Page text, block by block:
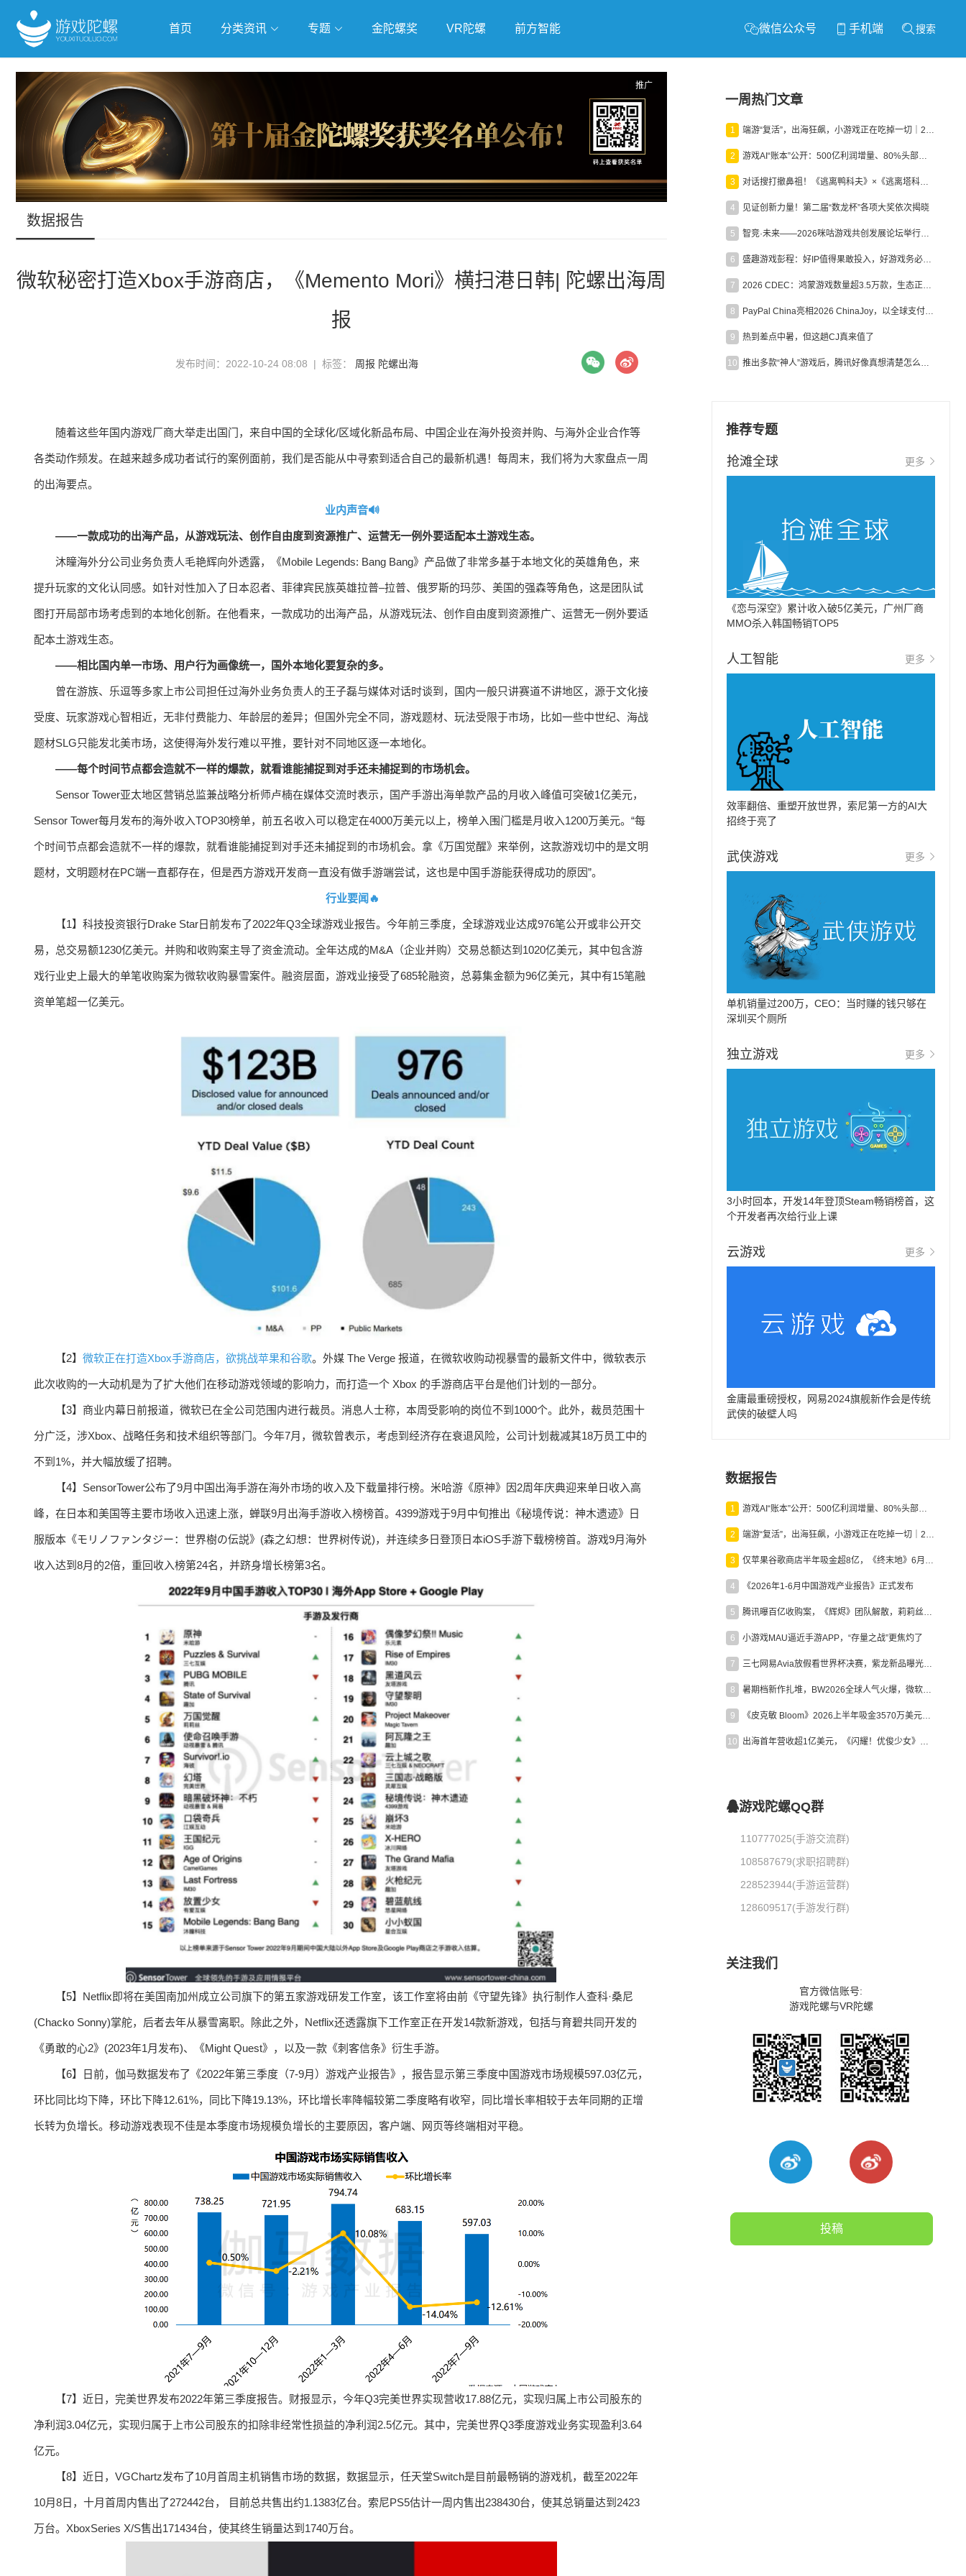
首页 分类资讯 专题
抢滩全球 人工智能 武侠游戏 独立游戏 云游戏
跨界Talk
金陀螺奖 VR陀螺 前方智能 微信公众号 手机端 搜索
推广
数据报告
微软秘密打造Xbox手游商店，《Memento Mori》横扫港日韩| 陀螺出海周
报
发布时间：2022-10-24 08:08 | 标签： 周报 陀螺出海
随着这些年国内游戏厂商大举走出国门，来自中国的全球化/区域化新品布局、中国企业在海外投资并购、与海外企业合作等
各类动作频发。在越来越多成功者试行的案例面前，我们是否能从中寻索到适合自己的最新机遇！每周末，我们将为大家盘点一周
的出海要点。
业内声音🔊
——一款成功的出海产品，从游戏玩法、创作自由度到资源推广、运营无一例外要适配本土游戏生态。
沐瞳海外分公司业务负责人毛艳辉向外透露，《Mobile Legends: Bang Bang》产品做了非常多基于本地文化的英雄角色，来
提升玩家的文化认同感。如针对性加入了日本忍者、菲律宾民族英雄拉普–拉普、俄罗斯的玛莎、美国的强森等角色，这是团队试
图打开局部市场考虑到的本地化创新。在他看来，一款成功的出海产品，从游戏玩法、创作自由度到资源推广、运营无一例外要适
配本土游戏生态。
——相比国内单一市场、用户行为画像统一，国外本地化要复杂的多。
曾在游族、乐逗等多家上市公司担任过海外业务负责人的王子磊与媒体对话时谈到，国内一般只讲赛道不讲地区，源于文化接
受度、玩家游戏心智相近，无非付费能力、年龄层的差异；但国外完全不同，游戏题材、玩法受限于市场，比如一些中世纪、海战
题材SLG只能发北美市场，这使得海外发行难以平推，要针对不同地区逐一本地化。
——每个时间节点都会造就不一样的爆款，就看谁能捕捉到对手还未捕捉到的市场机会。
Sensor Tower亚太地区营销总监兼战略分析师卢楠在媒体交流时表示，国产手游出海单款产品的月收入峰值可突破1亿美元，
Sensor Tower每月发布的海外收入TOP30榜单，前五名收入可以稳定在4000万美元以上，榜单入围门槛是月收入1200万美元。“每
个时间节点都会造就不一样的爆款，就看谁能捕捉到对手还未捕捉到的市场机会。拿《万国觉醒》来举例，这款游戏切中的是文明
题材，文明题材在PC端一直都存在，但是西方游戏开发商一直没有做手游端尝试，这也是中国手游能获得成功的原因”。
行业要闻🔥
【1】科技投资银行Drake Star日前发布了2022年Q3全球游戏业报告。今年前三季度，全球游戏业达成976笔公开或非公开交
易，总交易额1230亿美元。并购和收购案主导了资金流动。全年达成的M&A（企业并购）交易总额达到1020亿美元，其中包含游
戏行业史上最大的单笔收购案为微软收购暴雪案件。融资层面，游戏业接受了685轮融资，总募集金额为96亿美元，其中有15笔融
资单笔超一亿美元。
【2】 微软正在打造Xbox手游商店，欲挑战苹果和谷歌。外媒 The Verge 报道，在微软收购动视暴雪的最新文件中，微软表示
此次收购的一大动机是为了扩大他们在移动游戏领域的影响力，而打造一个 Xbox 的手游商店平台是他们计划的一部分。
【3】商业内幕日前报道，微软已在全公司范围内进行裁员。消息人士称，本周受影响的岗位不到1000个。此外，裁员范围十
分广泛，涉Xbox、战略任务和技术组织等部门。今年7月，微软曾表示，考虑到经济存在衰退风险，公司计划裁减其18万员工中的
不到1%，并大幅放缓了招聘。
【4】SensorTower公布了9月中国出海手游在海外市场的收入及下载量排行榜。米哈游《原神》因2周年庆典迎来单日收入高
峰，在日本和美国等主要市场收入迅速上涨，蝉联9月出海手游收入榜榜首。4399游戏于9月中旬推出《秘境传说：神木遗迹》日
服版本《モリノファンタジー：世界樹の伝説》(森之幻想：世界树传说)，并连续多日登顶日本iOS手游下载榜榜首。游戏9月海外
收入达到8月的2倍，重回收入榜第24名，并跻身增长榜第3名。
【5】Netflix即将在美国南加州成立公司旗下的第五家游戏研发工作室，该工作室将由前《守望先锋》执行制作人查科·桑尼
(Chacko Sonny)掌舵，后者去年从暴雪离职。除此之外，Netflix还透露旗下工作室正在开发14款新游戏，包括与育碧共同开发的
《勇敢的心2》(2023年1月发布)、《Might Quest》，以及一款《刺客信条》衍生手游。
【6】日前，伽马数据发布了《2022年第三季度（7-9月）游戏产业报告》，报告显示第三季度中国游戏市场规模597.03亿元，
环比同比均下降，环比下降12.61%，同比下降19.13%，环比增长率降幅较第二季度略有收窄，同比增长率相较于去年同期的正增
长转为负增长。移动游戏表现不佳是本季度市场规模负增长的主要原因，客户端、网页等终端相对平稳。
【7】近日，完美世界发布2022年第三季度报告。财报显示，今年Q3完美世界实现营收17.88亿元，实现归属上市公司股东的
净利润3.04亿元，实现归属于上市公司股东的扣除非经常性损益的净利润2.5亿元。其中，完美世界Q3季度游戏业务实现盈利3.64
亿元。
【8】近日，VGChartz发布了10月首周主机销售市场的数据，数据显示，任天堂Switch是目前最畅销的游戏机，截至2022年
10月8日，十月首周内售出了272442台， 目前总共售出约1.1383亿台。索尼PS5估计一周内售出238430台，使其总销量达到2423
万台。XboxSeries X/S售出171434台，使其终生销量达到1740万台。
一周热门文章
1 端游“复活”，出海狂飙，小游戏正在吃掉一切｜2026上半年产业报告
2 游戏AI“账本”公开：500亿利润增量、80%头部入局，谁在闷声发财？
3 对话搜打撤鼻祖！《逃离鸭科夫》×《逃离塔科夫》官方线下沙龙落幕
4 见证创新力量！第二届“数龙杯”各项大奖依次揭晓
5 智竞·未来——2026咪咕游戏共创发展论坛举行：聚力精品内容、AI创作与电竞生态，共建高品质益智健康游戏社区
6 盛趣游戏彭程：好IP值得果敢投入，好游戏务必长效经营
7 2026 CDEC：鸿蒙游戏数量超3.5万款，生态正循环加速产业高质量发展
8 PayPal China亮相2026 ChinaJoy，以全球支付能力助力中国游戏企业深化全球运营
9 热到差点中暑，但这趟CJ真来值了
10 推出多款“神人”游戏后，腾讯好像真想清楚怎么做二次元了
推荐专题
抢滩全球 更多
《恋与深空》累计收入破5亿美元，广州厂商
MMO杀入韩国畅销TOP5
人工智能 更多
效率翻倍、重塑开放世界，索尼第一方的AI大
招终于亮了
武侠游戏 更多
单机销量过200万，CEO：当时赚的钱只够在
深圳买个厕所
独立游戏 更多
3小时回本，开发14年登顶Steam畅销榜首，这
个开发者再次给行业上课
云游戏 更多
金庸最重磅授权，网易2024旗舰新作会是传统
武侠的破壁人吗
数据报告
1 游戏AI“账本”公开：500亿利润增量、80%头部入局，谁在闷声发财？
2 端游“复活”，出海狂飙，小游戏正在吃掉一切｜2026上半年产业报告
3 仅苹果谷歌商店半年吸金超8亿，《终末地》6月份收入显著回暖
4 《2026年1-6月中国游戏产业报告》正式发布
5 腾讯曝百亿收购案，《辉烬》团队解散，莉莉丝新作曝光｜陀螺周报
6 小游戏MAU逼近手游APP，“存量之战”更焦灼了
7 三七网易Avia放假看世界杯决赛，紫龙新品曝光，米哈游新作上线 | 陀螺周报
8 暑期档新作扎堆，BW2026全球人气火爆，微软XBOX大裁员|陀螺周报
9 《皮克敏 Bloom》2026上半年吸金3570万美元，中国台湾成最大市场
10 出海首年营收超1亿美元，《闪耀！优俊少女》美国市场占比达七成
游戏陀螺QQ群
110777025(手游交流群)
108587679(求职招聘群)
228523944(手游运营群)
128609517(手游发行群)
关注我们
官方微信账号:
游戏陀螺与VR陀螺
投稿